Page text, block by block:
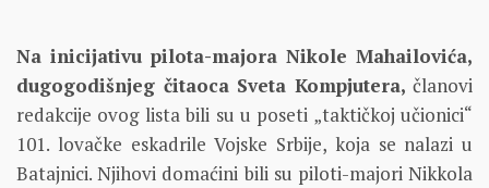
Na inicijativu pilota-majora Nikole Mahailovića,
dugogodišnjeg čitaoca Sveta Kompjutera, članovi
redakcije ovog lista bili su u poseti „taktičkoj učionici“
101. lovačke eskadrile Vojske Srbije, koja se nalazi u
Batajnici. Njihovi domaćini bili su piloti-majori Nikkola